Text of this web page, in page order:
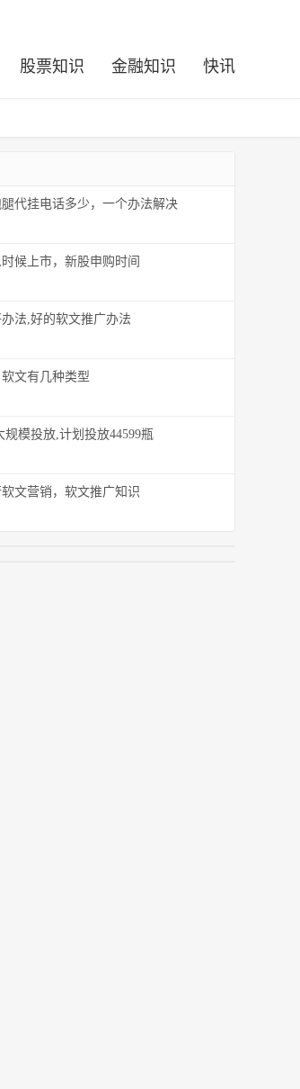
股票知识 金融知识 快讯
代挂电话多少，一个办法解决
候上市，新股申购时间
法,好的软文推广办法
文有几种类型
模投放,计划投放44599瓶
文营销，软文推广知识